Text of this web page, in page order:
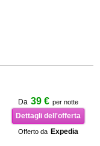
Da 39 € per notte
Dettagli dell'offerta
Offerto da Expedia